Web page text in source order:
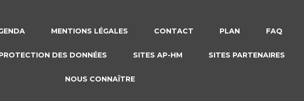
MENTIONS LÉGALES CONTACT PLAN FAQ
DES DONNÉES SITES AP-HM SITES PARTENAIRES
NOUS CONNAÎTRE